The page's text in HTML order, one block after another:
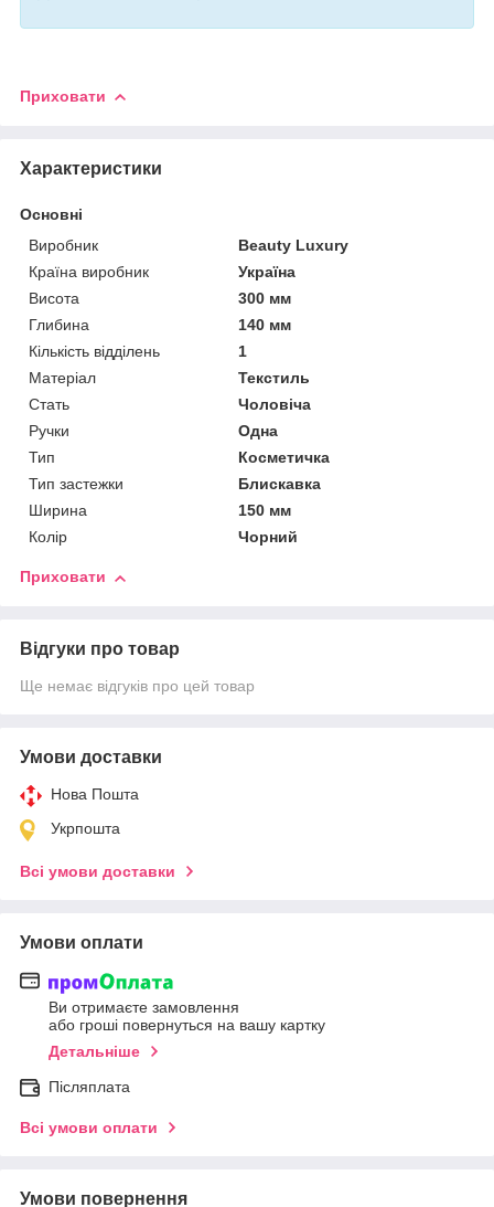
Приховати
Характеристики
Основні
Виробник
Beauty Luxury
Країна виробник
Україна
Висота
300 мм
Глибина
140 мм
Кількість відділень
1
Матеріал
Текстиль
Стать
Чоловіча
Ручки
Одна
Тип
Косметичка
Тип застежки
Блискавка
Ширина
150 мм
Колір
Чорний
Приховати
Відгуки про товар
Ще немає відгуків про цей товар
Умови доставки
Нова Пошта
Укрпошта
Всі умови доставки
Умови оплати
Ви отримаєте замовлення
або гроші повернуться на вашу картку
Детальніше
Післяплата
Всі умови оплати
Умови повернення